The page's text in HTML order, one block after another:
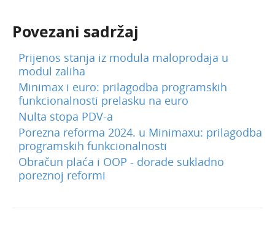
Odjel za brze dorade - novost u Minimaxu
Siječanj 2024.
Prosinac 2023.
Studeni 2023.
Kolovoz 2023.
Veljača 2023.
Prosinac 2024.
Prosinac 2022.
Povezani sadržaj
Prijenos stanja iz modula maloprodaja u
modul zaliha
Minimax i euro: prilagodba programskih
funkcionalnosti prelasku na euro
Nulta stopa PDV-a
Porezna reforma 2024. u Minimaxu: prilagodba
programskih funkcionalnosti
Obračun plaća i OOP - dorade sukladno
poreznoj reformi